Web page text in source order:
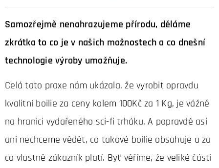
Samozřejmě nenahrazujeme přírodu, děláme
zkrátka to co je v našich možnostech a co dnešní
technologie výroby umožňuje.
Celá tato praxe nám ukázala, že vyrobit opravdu
kvalitní boilie za ceny kolem 100Kč za 1 Kg, je vážně
na hranici vydařeného sci-fi trháku. A popravdě asi
ani nechceme vědět, co takové boilie obsahuje a za
co vlastně zákazník platí. Byť věříme, že veliké části